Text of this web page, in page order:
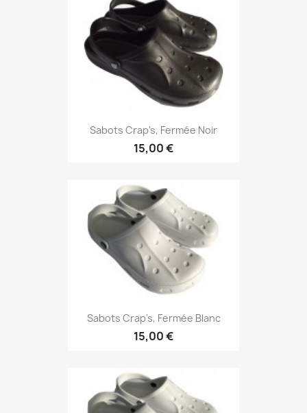
Sabots Crap's, Fermée Noir
15,00 €
Sabots Crap's, Fermée Blanc
15,00 €